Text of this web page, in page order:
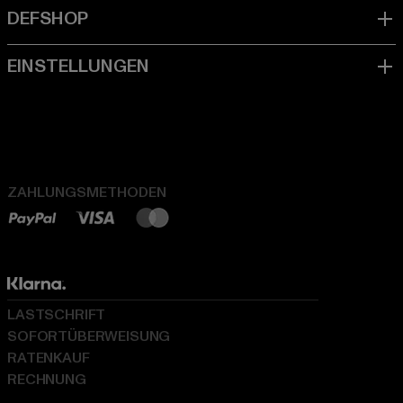
ZAHLUNGSMETHODEN
LASTSCHRIFT
SOFORTÜBERWEISUNG
RATENKAUF
RECHNUNG